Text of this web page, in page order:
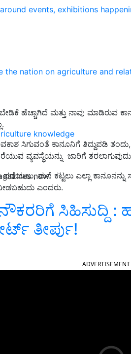
events, exhibitions
the nation on agriculture and
knowledge
now
ಹೆಚ್ಚಾಗಿದೆ ಮತ್ತು ನಾವು ಮಾಡಿರುವ
ಸಿಗುವಂತೆ ಕಾನೂನಿಗೆ ತಿದ್ದುಪಡಿ
ವ್ಯವಸ್ಥೆಯನ್ನು ಜಾರಿಗೆ
ಮನೆ ಕಟ್ಟಲು ಎಲ್ಲಾ ಕಾನೂನನ್ನು
ಎಂದರು.
ಸಿಹಿಸುದ್ದಿ :
ತೀರ್ಪು!